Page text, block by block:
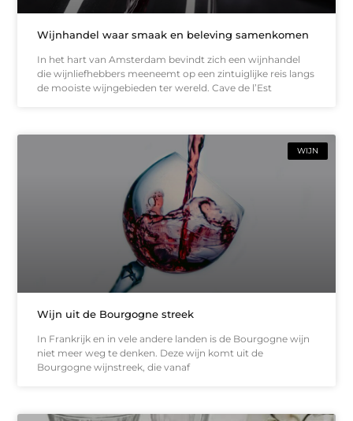
Wijnhandel waar smaak en beleving samenkomen
In het hart van Amsterdam bevindt zich een wijnhandel
die wijnliefhebbers meeneemt op een zintuiglijke reis langs
de mooiste wijngebieden ter wereld. Cave de l’Est
WIJN
Wijn uit de Bourgogne streek
In Frankrijk en in vele andere landen is de Bourgogne wijn
niet meer weg te denken. Deze wijn komt uit de
Bourgogne wijnstreek, die vanaf